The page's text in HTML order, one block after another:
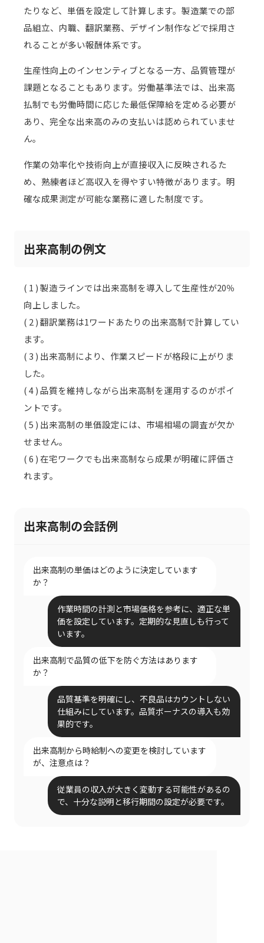
たりなど、単価を設定して計算します。製造業での部
品組立、内職、翻訳業務、デザイン制作などで採用さ
れることが多い報酬体系です。
生産性向上のインセンティブとなる一方、品質管理が
課題となることもあります。労働基準法では、出来高
払制でも労働時間に応じた最低保障給を定める必要が
あり、完全な出来高のみの支払いは認められていませ
ん。
作業の効率化や技術向上が直接収入に反映されるた
め、熟練者ほど高収入を得やすい特徴があります。明
確な成果測定が可能な業務に適した制度です。
出来高制の例文
( 1 ) 製造ラインでは出来高制を導入して生産性が20％
向上しました。
( 2 ) 翻訳業務は1ワードあたりの出来高制で計算してい
ます。
( 3 ) 出来高制により、作業スピードが格段に上がりま
した。
( 4 ) 品質を維持しながら出来高制を運用するのがポイ
ントです。
( 5 ) 出来高制の単価設定には、市場相場の調査が欠か
せません。
( 6 ) 在宅ワークでも出来高制なら成果が明確に評価さ
れます。
出来高制の会話例
出来高制の単価はどのように決定しています
か？
作業時間の計測と市場価格を参考に、適正な単
価を設定しています。定期的な見直しも行って
います。
出来高制で品質の低下を防ぐ方法はあります
か？
品質基準を明確にし、不良品はカウントしない
仕組みにしています。品質ボーナスの導入も効
果的です。
出来高制から時給制への変更を検討しています
が、注意点は？
従業員の収入が大きく変動する可能性があるの
で、十分な説明と移行期間の設定が必要です。